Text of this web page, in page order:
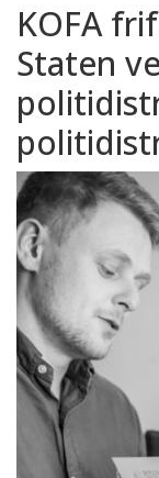
KOFA
Staten